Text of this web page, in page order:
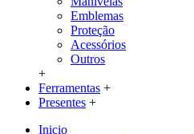
Emblemas
Proteção
Acessórios
Outros
+
Ferramentas +
Presentes +
Inicio